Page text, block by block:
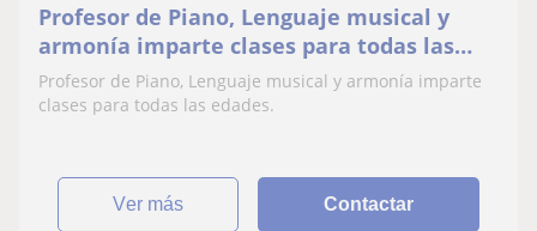
Profesor de Piano, Lenguaje musical y
armonía imparte clases para todas las
edades
Profesor de Piano, Lenguaje musical y armonía imparte
clases para todas las edades.
ver más Contactar